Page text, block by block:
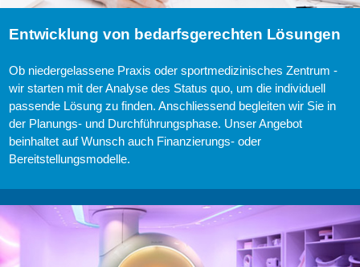
Entwicklung von bedarfsgerechten Lösungen
Ob niedergelassene Praxis oder sportmedizinisches Zentrum -
wir starten mit der Analyse des Status quo, um die individuell
passende Lösung zu finden. Anschliessend begleiten wir Sie in
der Planungs- und Durchführungsphase. Unser Angebot
beinhaltet auf Wunsch auch Finanzierungs- oder
Bereitstellungsmodelle.